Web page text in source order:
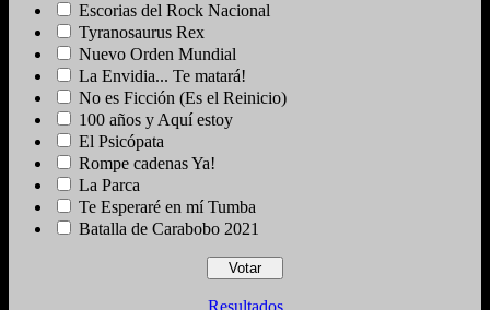
Escorias del Rock Nacional
Tyranosaurus Rex
Nuevo Orden Mundial
La Envidia... Te matará!
No es Ficción (Es el Reinicio)
100 años y Aquí estoy
El Psicópata
Rompe cadenas Ya!
La Parca
Te Esperaré en mí Tumba
Batalla de Carabobo 2021